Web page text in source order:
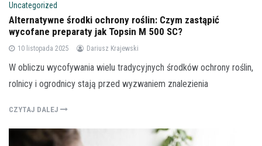
Uncategorized
Alternatywne środki ochrony roślin: Czym zastąpić
wycofane preparaty jak Topsin M 500 SC?
10 listopada 2025 Dariusz Krajewski
W obliczu wycofywania wielu tradycyjnych środków ochrony roślin,
rolnicy i ogrodnicy stają przed wyzwaniem znalezienia
CZYTAJ DALEJ